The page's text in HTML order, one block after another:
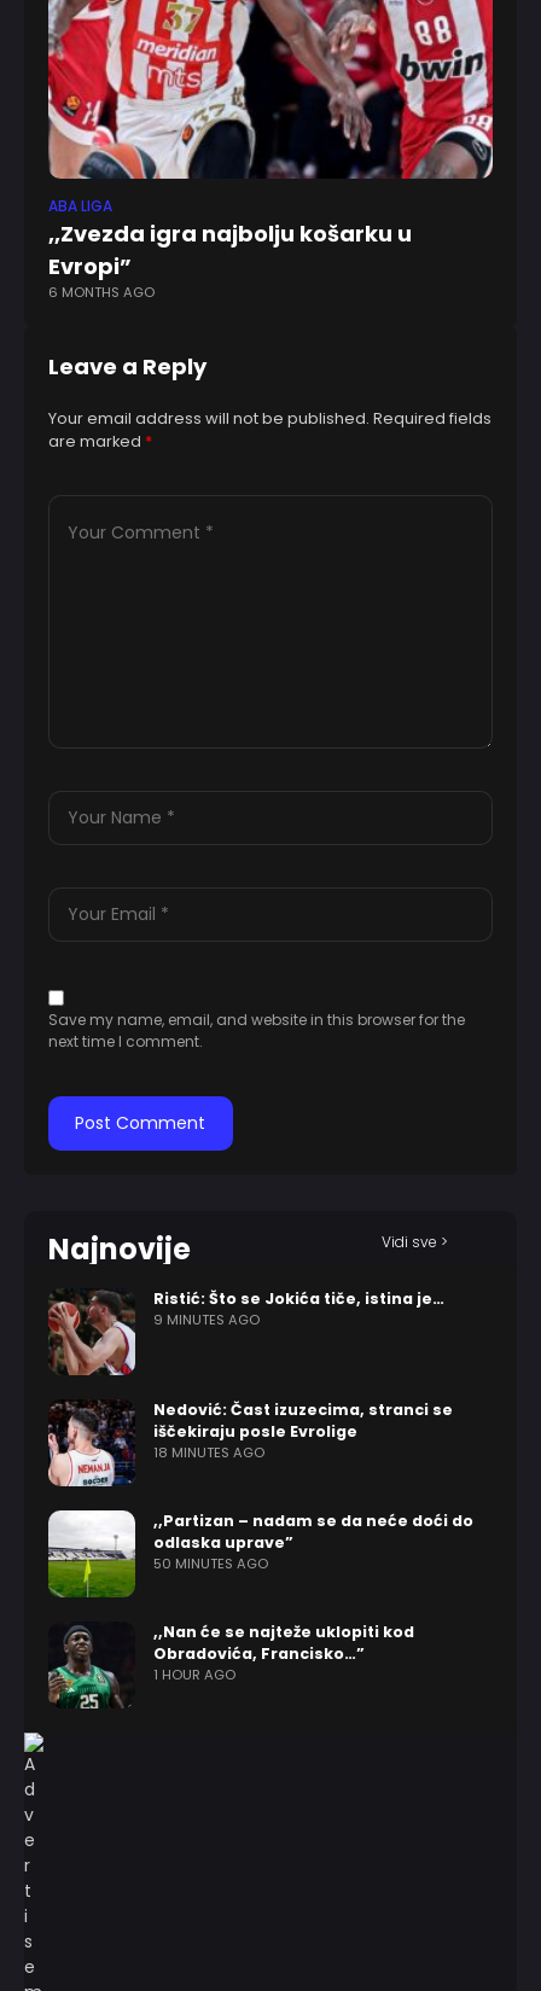
ABA LIGA
,,Zvezda igra najbolju košarku u
Evropi”
6 MONTHS AGO
Leave a Reply
Your email address will not be published. Required fields
are marked *
Save my name, email, and website in this browser for the
next time I comment.
Najnovije Vidi sve >
Ristić: Što se Jokića tiče, istina je…
9 MINUTES AGO
Nedović: Čast izuzecima, stranci se
iščekiraju posle Evrolige
18 MINUTES AGO
,,Partizan – nadam se da neće doći do
odlaska uprave”
50 MINUTES AGO
,,Nan će se najteže uklopiti kod
Obradovića, Francisko…”
1 HOUR AGO